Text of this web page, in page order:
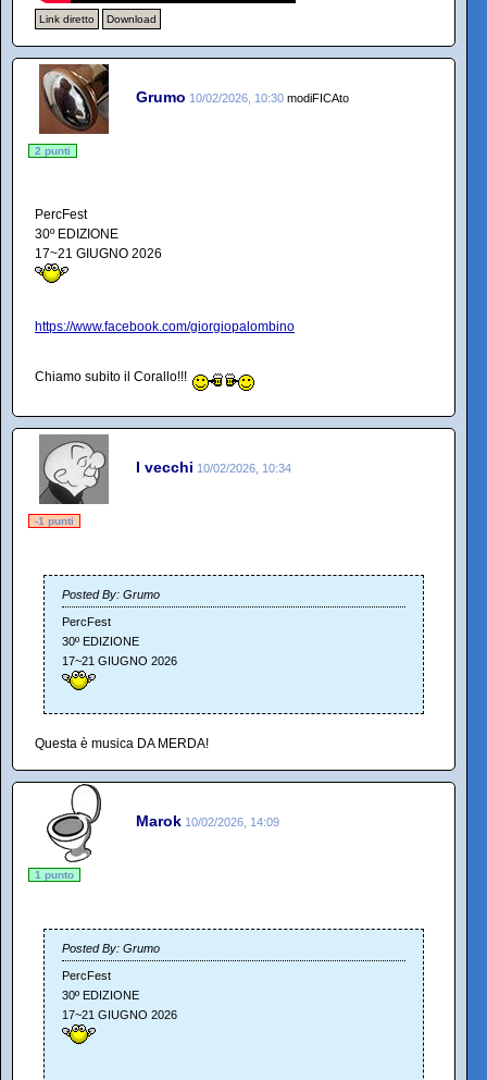
Link diretto Download
Grumo 10/02/2026, 10:30 modiFICAto
2 punti
PercFest
30º EDIZIONE
17~21 GIUGNO 2026
https://www.facebook.com/giorgiopalombino
Chiamo subito il Corallo!!!
I vecchi 10/02/2026, 10:34
-1 punti
Posted By: Grumo
PercFest
30º EDIZIONE
17~21 GIUGNO 2026
Questa è musica DA MERDA!
Marok 10/02/2026, 14:09
1 punto
Posted By: Grumo
PercFest
30º EDIZIONE
17~21 GIUGNO 2026